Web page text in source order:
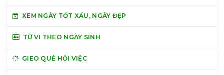
XEM NGÀY TỐT XẤU, NGÀY ĐẸP
TỬ VI THEO NGÀY SINH
GIEO QUẺ HỎI VIỆC